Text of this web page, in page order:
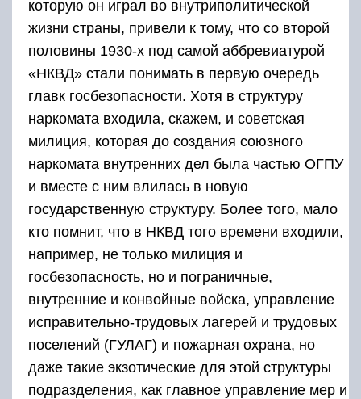
которую он играл во внутриполитической
жизни страны, привели к тому, что со второй
половины 1930-х под самой аббревиатурой
«НКВД» стали понимать в первую очередь
главк госбезопасности. Хотя в структуру
наркомата входила, скажем, и советская
милиция, которая до создания союзного
наркомата внутренних дел была частью ОГПУ
и вместе с ним влилась в новую
государственную структуру. Более того, мало
кто помнит, что в НКВД того времени входили,
например, не только милиция и
госбезопасность, но и пограничные,
внутренние и конвойные войска, управление
исправительно-трудовых лагерей и трудовых
поселений (ГУЛАГ) и пожарная охрана, но
даже такие экзотические для этой структуры
подразделения, как главное управление мер и